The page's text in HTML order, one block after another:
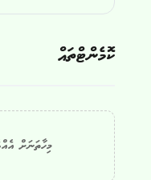
ކޮމެންޓްތައް
މިހާތަނަށް